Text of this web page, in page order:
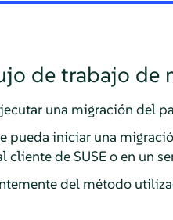
de trabajo de
una migración del
pueda iniciar una
cliente de SUSE o en un
del método